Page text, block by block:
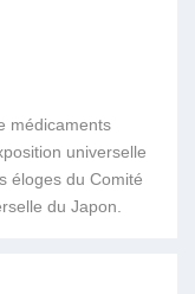
médicaments
universelle
éloges du Comité
du Japon.